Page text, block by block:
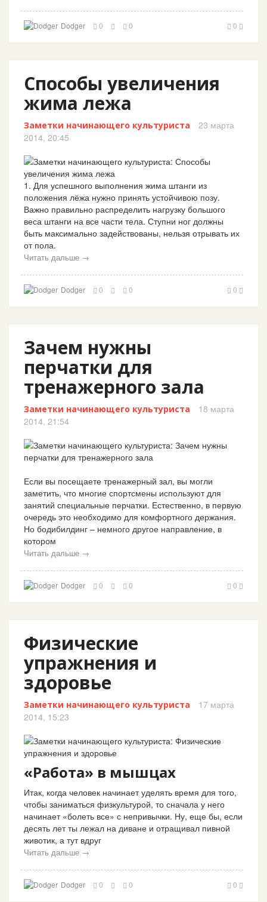
Dodger 0 0 0
Способы увеличения
жима лежа
Заметки начинающего культуриста
23 марта
2014, 20:45
1. Для успешного выполнения жима штанги из
положения лёжа нужно принять устойчивою позу.
Важно правильно распределить нагрузку большого
веса штанги на все части тела. Ступни ног должны
быть максимально задействованы, нельзя отрывать их
от пола.
Читать дальше →
Dodger 0 0 0
Зачем нужны
перчатки для
тренажерного зала
Заметки начинающего культуриста
18 марта
2014, 21:54
Если вы посещаете тренажерный зал, вы могли
заметить, что многие спортсмены используют для
занятий специальные перчатки. Естественно, в первую
очередь это необходимо для комфортного держания.
Но бодибилдинг – немного другое направление, в
котором
Читать дальше →
Dodger 0 0 0
Физические
упражнения и
здоровье
Заметки начинающего культуриста
17 марта
2014, 15:23
«Работа» в мышцах
Итак, когда человек начинает уделять время для того,
чтобы заниматься физкультурой, то сначала у него
начинает «болеть все» с непривычки. Ну, еще бы, если
десять лет ты лежал на диване и отращивал пивной
животик, а тут вдруг
Читать дальше →
Dodger 0 0 0